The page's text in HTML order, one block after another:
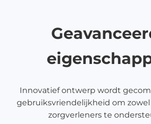
Innovatief ontwerp wordt
gebruiksvriendelijkheid om
zorgverleners te